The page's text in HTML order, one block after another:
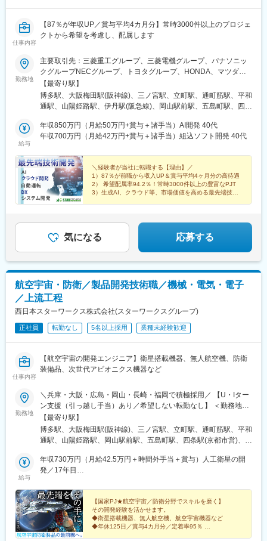
仕事内容
【87％が年収UP／賞与平均4カ月分】常時3000件以上のプロジェ
クトから希望を考慮し、配属します
勤務地
主要取引先：三菱重工グループ、三菱電機グループ、パナソニッ
クグループNECグループ、トヨタグループ、HONDA、マツダグ
ループ、NTTグループ、エネコム、 等★プロジェクト先 ※一部
抜粋◆関西大阪：大阪市（梅田、京橋、本町、中之島等）、門
真、守口、池田、堺、池田、豊中、高槻、吹田 等兵庫：神戸市
尼崎、三田、宝塚 等 京都：京都（西大路、西院、四条）、長
岡京、向日、亀岡、けいはんな 等滋賀：草津、大津、栗東、守
等）、府中町、東広島、福山、呉、三原 等岡山：岡山市、倉
敷、玉野、 笠岡、 井原、 浅口 等山口：山口市、岩国、下松、
徳山 等香川／愛媛／鳥取／島根／徳島◆九州福岡：福岡市（博
多、天神、ももち、渡辺通等）、北九州（小倉、八幡、黒崎
等）、宮若、宗像 等長崎：長崎、諫早、佐世保 等熊本／鹿児
煙対策あり：喫煙所あり（屋外）
【最寄り駅】
博多駅、大阪梅田駅(阪神線)、三ノ宮駅、立町駅、通町筋駅、平和
通駅、山陽姫路駅、伊丹駅(阪急線)、岡山駅前駅、五島町駅、四条
東駅、熊本城・市役所前駅、小倉駅(福岡県)、姫路駅、伊丹駅(福
知山線)、岡山駅、大波止駅、烏丸駅、櫛田神社前駅、県庁前駅(広
給与
年収850万円（月給50万円+賞与＋諸手当）AI開発 40代
年収700万円（月給42万円+賞与＋諸手当）組込ソフト開発 40代
＼経験者が当社に転職する【理由】／
1）87％が前職から収入UP＆賞与平均4ヶ月分の高待遇
2） 希望配属率94.2％！常時3000件以上の豊富なPJT
3）生成AI、クラウド等、市場価値を高める最先端技術
気になる 応募する
航空宇宙・防衛／製品開発技術職／機械・電気・電子
／上流工程
西日本スターワークス株式会社(スターワークスグループ)
正社員 転勤なし 5名以上採用 業種未経験歓迎
仕事内容
【航空宇宙の開発エンジニア】衛星搭載機器、無人航空機、防衛
装備品、次世代アビオニクス機器など
勤務地
＼兵庫・大阪・広島・岡山・長崎・福岡で積極採用／ 【U・Iター
ン支援（引っ越し手当）あり／希望しない転勤なし】 ＜勤務地一
例＞ ・三菱重工業グループ └兵庫県 高砂市、神戸市 └長崎県 長
崎市、諫早市、└岡山県 玉野市 ・川崎重工業 └兵庫県 明石市、神
戸市 ・新明和工業 └兵庫県 神戸市東灘区、宝塚市 ・三菱電機グ
パナソニックグループ └大阪府 門真市、守口市 、大阪市 ・ワキ
タハイテクス└福岡県筑紫野市・昭和電気研究所└福岡市西区★そ
NEC島津製作所、ナブテスコ、三井E&S 等 ＜関西＞ 大阪／兵庫
／京都／滋賀／奈良／和歌山 ＜中四国＞ 広島／岡山／香川／愛媛
／鳥取／島根／山口／徳島 ＜九州＞ 福岡／熊本／長崎／鹿児島／
宮崎／佐賀／大分 ※テクニカルセンター・サテライトオフィスあ
り ※マイカー通勤可 ※受動喫煙対策あり：喫煙所あり（屋外）
【最寄り駅】
博多駅、大阪梅田駅(阪神線)、三ノ宮駅、立町駅、通町筋駅、平和
通駅、山陽姫路駅、岡山駅前駅、五島町駅、四条駅(京都市営)、福
東駅、熊本城・市役所前駅、小倉駅(福岡県)、姫路駅、岡山駅、大
波止駅、烏丸駅、伊丹駅(福知山線)、櫛田神社前駅、県庁前駅(広
給与
年収730万円（月給42.5万円＋時間外手当＋賞与）人工衛星の開
発／17年目
回路設計／5年目
【国家PJ★航空宇宙／防衛分野でスキルを磨く】
その開発経験を活かせます。
◆衛星搭載機器、無人航空機、航空宇宙機器など
◆年休125日／賞与4カ月分／定着率95％